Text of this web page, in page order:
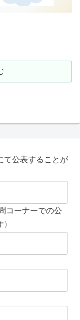
て公表することが
コーナーでの公